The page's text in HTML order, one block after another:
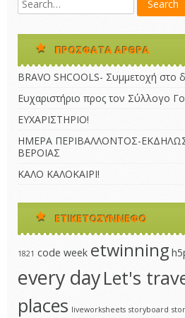
ΠΡΌΣΦΑΤΑ ΆΡΘΡΑ
BRAVO SHCOOLS- Συμμετοχή στο
Ευχαριστήριο προς τον Σύλλογο
ΕΥΧΑΡΙΣΤΗΡΙΟ!
ΗΜΕΡΑ ΠΕΡΙΒΑΛΛΟΝΤΟΣ-
ΒΕΡΟΙΑΣ
ΚΑΛΟ ΚΑΛΟΚΑΙΡΙ!
ΕΤΙΚΕΤΟΣΎΝΝΕΦΟ
1821 code week etwinning
every dayLet's
places liveworksheets storyboard